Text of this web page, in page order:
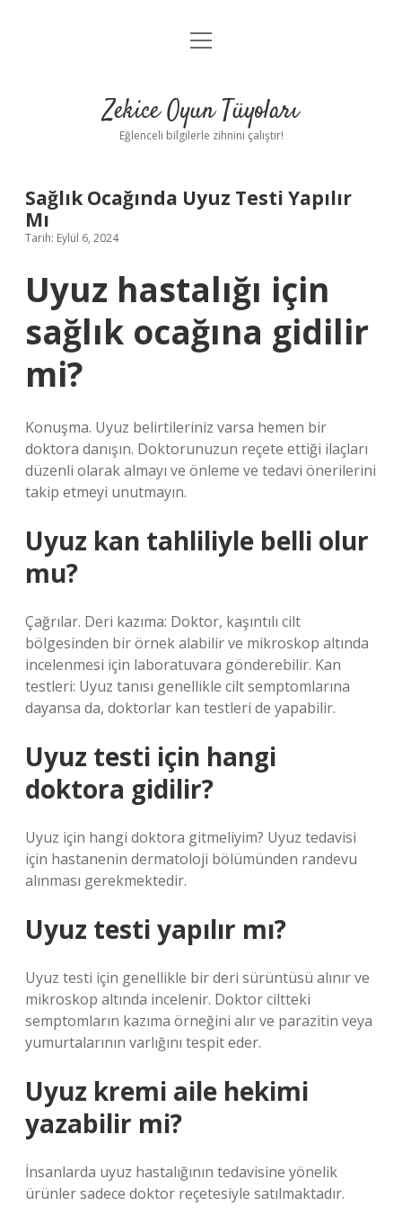
Anasayfa
Yasal Uyarı
menüyü
Zekice Oyun Tüyoları
Eğlenceli bilgilerle zihnini çalıştır!
Sağlık Ocağında Uyuz Testi Yapılır
Mı
Tarih: Eylül 6, 2024
Uyuz hastalığı için
sağlık ocağına gidilir
mi?
Konuşma. Uyuz belirtileriniz varsa hemen bir
doktora danışın. Doktorunuzun reçete ettiği ilaçları
düzenli olarak almayı ve önleme ve tedavi önerilerini
takip etmeyi unutmayın.
Uyuz kan tahliliyle belli olur
mu?
Çağrılar. Deri kazıma: Doktor, kaşıntılı cilt
bölgesinden bir örnek alabilir ve mikroskop altında
incelenmesi için laboratuvara gönderebilir. Kan
testleri: Uyuz tanısı genellikle cilt semptomlarına
dayansa da, doktorlar kan testleri de yapabilir.
Uyuz testi için hangi
doktora gidilir?
Uyuz için hangi doktora gitmeliyim? Uyuz tedavisi
için hastanenin dermatoloji bölümünden randevu
alınması gerekmektedir.
Uyuz testi yapılır mı?
Uyuz testi için genellikle bir deri sürüntüsü alınır ve
mikroskop altında incelenir. Doktor ciltteki
semptomların kazıma örneğini alır ve parazitin veya
yumurtalarının varlığını tespit eder.
Uyuz kremi aile hekimi
yazabilir mi?
İnsanlarda uyuz hastalığının tedavisine yönelik
ürünler sadece doktor reçetesiyle satılmaktadır.